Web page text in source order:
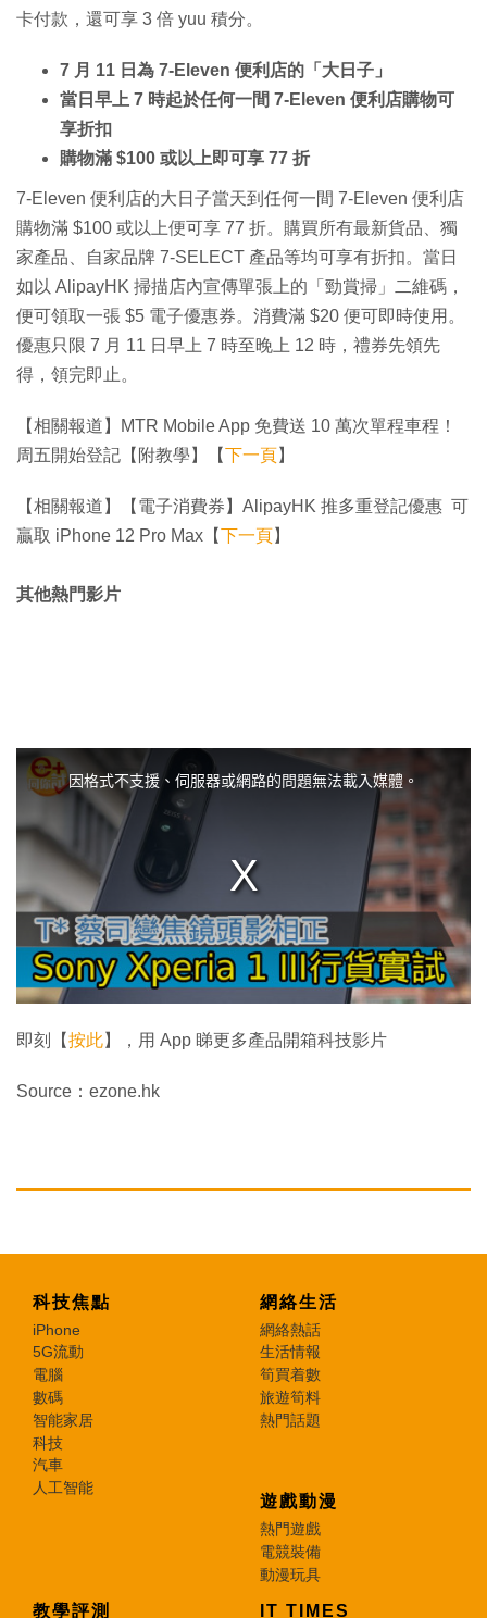
卡付款，還可享 3 倍 yuu 積分。
7 月 11 日為 7-Eleven 便利店的「大日子」
當日早上 7 時起於任何一間 7-Eleven 便利店購物可
享折扣
購物滿 $100 或以上即可享 77 折
7-Eleven 便利店的大日子當天到任何一間 7-Eleven 便利店
購物滿 $100 或以上便可享 77 折。購買所有最新貨品、獨
家產品、自家品牌 7-SELECT 產品等均可享有折扣。當日
如以 AlipayHK 掃描店內宣傳單張上的「勁賞掃」二維碼，
便可領取一張 $5 電子優惠券。消費滿 $20 便可即時使用。
優惠只限 7 月 11 日早上 7 時至晚上 12 時，禮券先領先
得，領完即止。
【相關報道】MTR Mobile App 免費送 10 萬次單程車程！
周五開始登記【附教學】【下一頁】
【相關報道】【電子消費券】AlipayHK 推多重登記優惠 可
贏取 iPhone 12 Pro Max【下一頁】
其他熱門影片
m
o
i
n
d
.
因格式不支援、伺服器或網路的問題無法載入媒體。
即刻【按此】，用 App 睇更多產品開箱科技影片
Source：ezone.hk
科技焦點
iPhone
5G流動
電腦
數碼
智能家居
科技
汽車
人工智能
網絡生活
網絡熱話
生活情報
筍買着數
旅遊筍料
熱門話題
遊戲動漫
熱門遊戲
電競裝備
動漫玩具
教學評測 IT TIMES